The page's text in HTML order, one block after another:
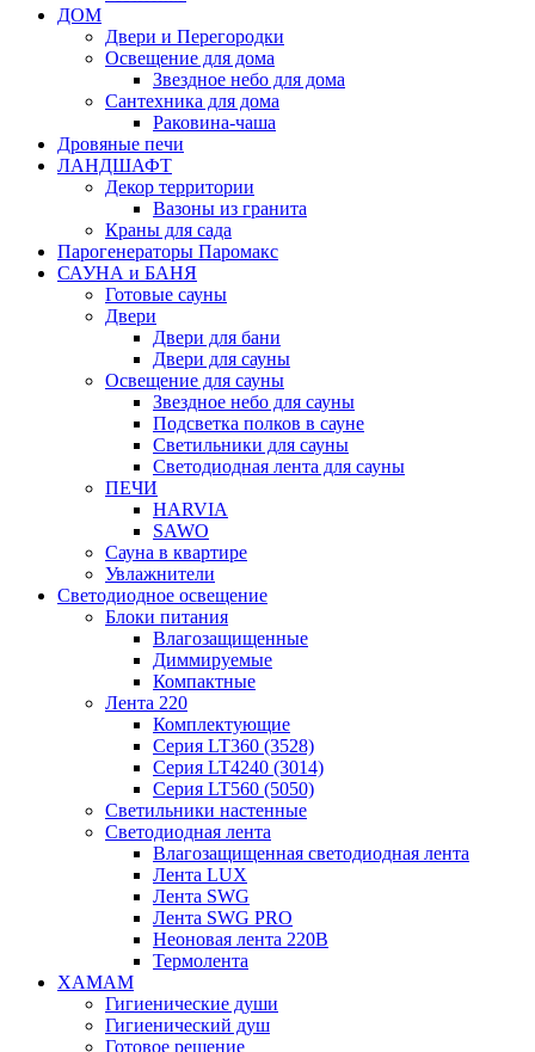
ДОМ
Двери и Перегородки
Освещение для дома
Звездное небо для дома
Сантехника для дома
Раковина-чаша
Дровяные печи
ЛАНДШАФТ
Декор территории
Вазоны из гранита
Краны для сада
Парогенераторы Паромакс
САУНА и БАНЯ
Готовые сауны
Двери
Двери для бани
Двери для сауны
Освещение для сауны
Звездное небо для сауны
Подсветка полков в сауне
Светильники для сауны
Светодиодная лента для сауны
ПЕЧИ
HARVIA
SAWO
Сауна в квартире
Увлажнители
Светодиодное освещение
Блоки питания
Влагозащищенные
Диммируемые
Компактные
Лента 220
Комплектующие
Серия LT360 (3528)
Серия LT4240 (3014)
Серия LT560 (5050)
Светильники настенные
Светодиодная лента
Влагозащищенная светодиодная лента
Лента LUX
Лента SWG
Лента SWG PRO
Неоновая лента 220В
Термолента
ХАМАМ
Гигиенические души
Гигиенический душ
Готовое решение